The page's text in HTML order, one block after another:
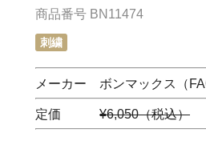
商品番号 BN11474
刺繍
メーカー ボンマックス（
定価 ¥6,050（税込）